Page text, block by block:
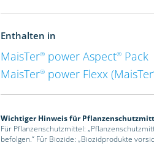
Enthalten in
MaisTer® power Aspect® Pack
MaisTer® power Flexx (MaisTer
Wichtiger Hinweis für
Für Pflanzenschutzmittel:
befolgen.“ Für Biozide: „Biozidprodukte